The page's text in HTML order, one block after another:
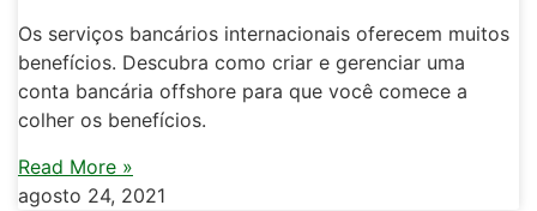
Os serviços bancários internacionais oferecem muitos
benefícios. Descubra como criar e gerenciar uma
conta bancária offshore para que você comece a
colher os benefícios.
Read More »
agosto 24, 2021